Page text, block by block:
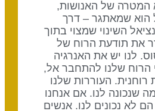
המטרה של האנושות,
הוא שמאתגר – דרך
השינוי שמצוי בתוך
את תודעת הרוח של
לנו יש את האנרגיה
שלנו להתחבר אל,
העוררות שלנו
שנכונה לנו. אם אנחנו
לא נכונים לנו. אנשים